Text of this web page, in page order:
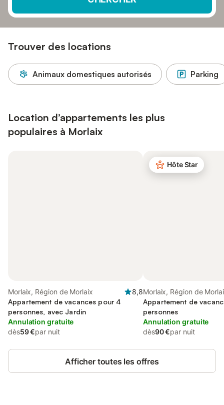
Trouver des locations
Animaux domestiques autorisés Parking
Location d’appartements les plus
populaires à Morlaix
Morlaix, Région de Morlaix
8,8
Appartement de vacances pour 4
personnes, avec Jardin
Annulation gratuite
dès59 €par nuit
Hôte Star
Morlaix, Région de
Appartement de
personnes
Annulation gratuite
dès90 €par nuit
Afficher toutes les offres